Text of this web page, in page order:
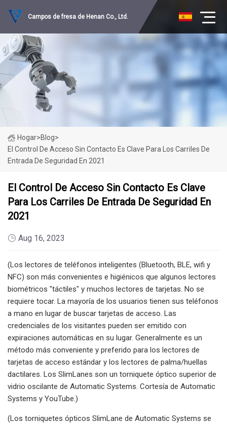
Campos de fresa de Henan Co., Ltd.
Hogar>Blog>
El Control De Acceso Sin Contacto Es Clave Para Los Carriles De
Entrada De Seguridad En 2021
El Control De Acceso Sin Contacto Es Clave
Para Los Carriles De Entrada De Seguridad En
2021
Aug 16, 2023
(Los lectores de teléfonos inteligentes (Bluetooth, BLE, wifi y
NFC) son más convenientes e higiénicos que algunos lectores
biométricos "táctiles" y muchos lectores de tarjetas. No se
requiere tocar. La mayoría de los usuarios tienen sus teléfonos
a mano en lugar de buscar tarjetas de acceso. Las
credenciales de los visitantes pueden ser emitido con
expiraciones automáticas en su lugar. Generalmente es un
método más conveniente y preferido para los lectores de
tarjetas de acceso estándar y los lectores de palma/huellas
dactilares. Los SlimLanes son un torniquete óptico superior de
vidrio oscilante de Automatic Systems. Cortesía de Automatic
Systems y YouTube.)
(Los torniquetes ópticos SlimLane de Automatic Systems se